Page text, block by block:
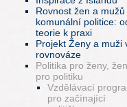
Rovnost žen a mužů
komunální politice:
teorie k praxi
Projekt Ženy a muži
rovnováze
Politika pro ženy,
pro politiku
Vzdělávací
pro začínající